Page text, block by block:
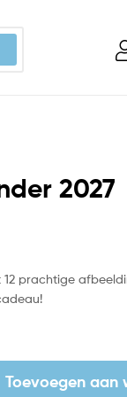
2027
prachtige
Toevoegen aan